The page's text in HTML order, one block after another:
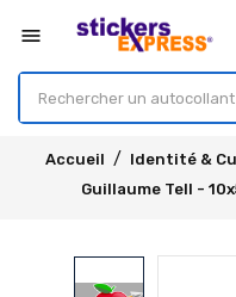
menu
Accueil Identité &
Guillaume Tell -